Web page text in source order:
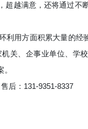
超越满意，还将通过不
利用方面积累大量的
关、企事业单位、学
后：131-9351-8337